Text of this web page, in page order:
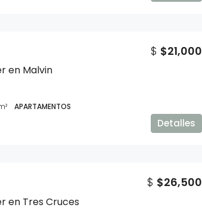
en Malvin
$ $21,000
APARTAMENTOS
Detalles
en Tres Cruces
$ $26,500